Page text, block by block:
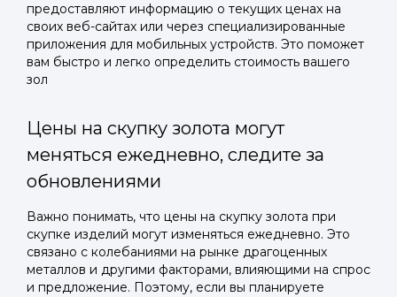
предоставляют информацию о текущих ценах на
своих веб-сайтах или через специализированные
приложения для мобильных устройств. Это поможет
вам быстро и легко определить стоимость вашего
зол
Цены на скупку золота могут
меняться ежедневно, следите за
обновлениями
Важно понимать, что цены на скупку золота при
скупке изделий могут изменяться ежедневно. Это
связано с колебаниями на рынке драгоценных
металлов и другими факторами, влияющими на спрос
и предложение. Поэтому, если вы планируете